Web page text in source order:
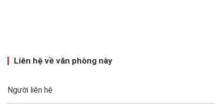
Liên hệ về văn phòng này
Người liên hệ